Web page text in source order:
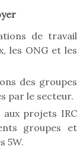
de travail
les ONG et les
des groupes
par le secteur.
projets IRC
groupes et
5W.